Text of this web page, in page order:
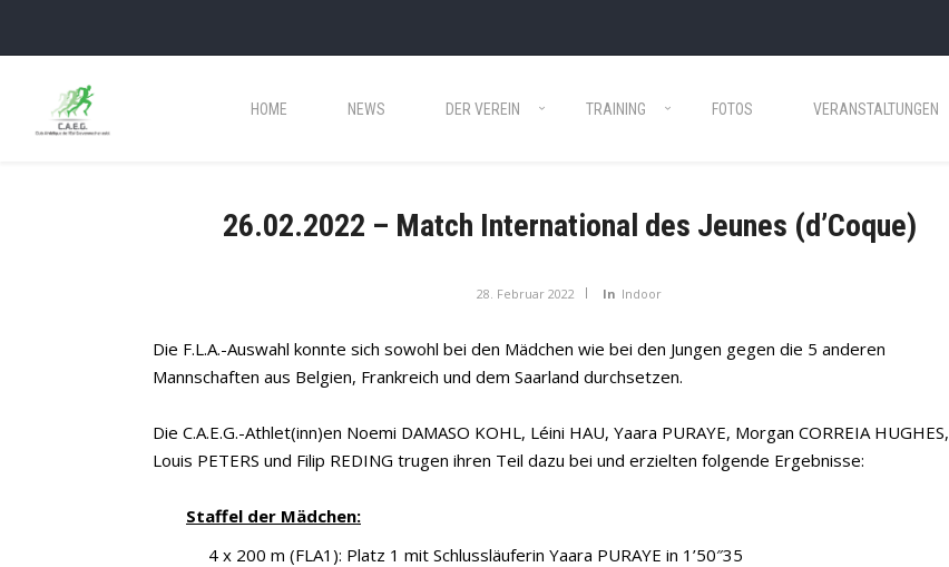
HOME NEWS DER VEREIN TRAINING FOTOS VERANSTALTUNGEN
26.02.2022 – Match International des Jeunes (d’Coque)
28. Februar 2022 In Indoor
Die F.L.A.-Auswahl konnte sich sowohl bei den Mädchen wie bei den Jungen gegen die 5 anderen
Mannschaften aus Belgien, Frankreich und dem Saarland durchsetzen.
Die C.A.E.G.-Athlet(inn)en Noemi DAMASO KOHL, Léini HAU, Yaara PURAYE, Morgan CORREIA HUGHES,
Louis PETERS und Filip REDING trugen ihren Teil dazu bei und erzielten folgende Ergebnisse:
Staffel der Mädchen:
4 x 200 m (FLA1): Platz 1 mit Schlussläuferin Yaara PURAYE in 1’50″35